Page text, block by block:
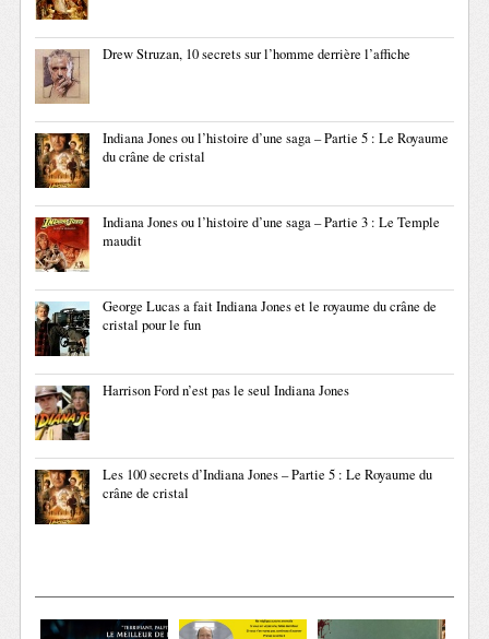
Drew Struzan, 10 secrets sur l’homme derrière l’affiche
Indiana Jones ou l’histoire d’une saga – Partie 5 : Le Royaume
du crâne de cristal
Indiana Jones ou l’histoire d’une saga – Partie 3 : Le Temple
maudit
George Lucas a fait Indiana Jones et le royaume du crâne de
cristal pour le fun
Harrison Ford n’est pas le seul Indiana Jones
Les 100 secrets d’Indiana Jones – Partie 5 : Le Royaume du
crâne de cristal